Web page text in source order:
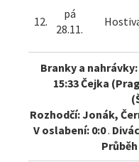
12.
pá
28.11.
Branky a
15:33 Čejka
Rozhodčí: Jonák,
V oslabení: 0:0.